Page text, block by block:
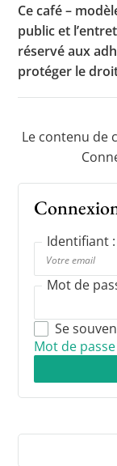
Ce café –
public et
réservé aux
protéger le
Le contenu de
Identifiant :
Mot de
Se
Mot de